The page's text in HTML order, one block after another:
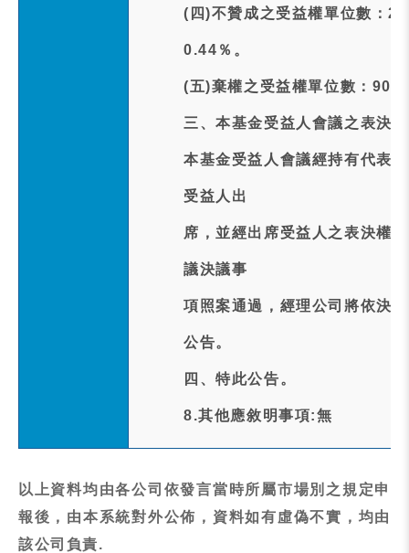
(四)不贊成之受益權單位數：
0.44％。
(五)棄權之受益權單位數：
三、本基金受益人會議之表決
本基金受益人會議經持有代表
受益人出
席，並經出席受益人之表決權
議決議事
項照案通過，經理公司將依決
公告。
四、特此公告。
8.其他應敘明事項:無
以上資料均由各公司依發言當時所屬市場別之規定申
報後，由本系統對外公佈，資料如有虛偽不實，均由
該公司負責.